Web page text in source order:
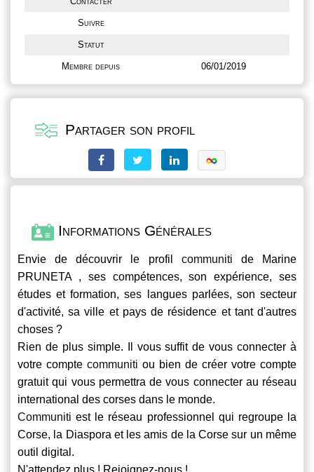
Suivre
Statut
Membre depuis 06/01/2019
Partager son profil
Informations Générales
Envie de découvrir le profil communiti de Marine
PRUNETA , ses compétences, son expérience, ses
études et formation, ses langues parlées, son secteur
d'activité, sa ville et pays de résidence et tant d'autres
choses ?
Rien de plus simple. Il vous suffit de vous connecter à
votre compte communiti ou bien de créer votre compte
gratuit qui vous permettra de vous connecter au réseau
international des corses dans le monde.
Communiti est le réseau professionnel qui regroupe la
Corse, la Diaspora et les amis de la Corse sur un même
outil digital.
N'attendez plus ! Rejoignez-nous !